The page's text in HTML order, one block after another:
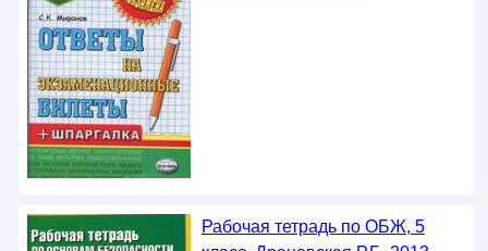
Рабочая тетрадь по ОБЖ, 5